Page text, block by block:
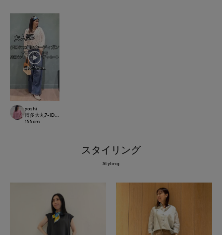
yoshi
博多大丸7-IDconcept.
155cm
スタイリング
Styling